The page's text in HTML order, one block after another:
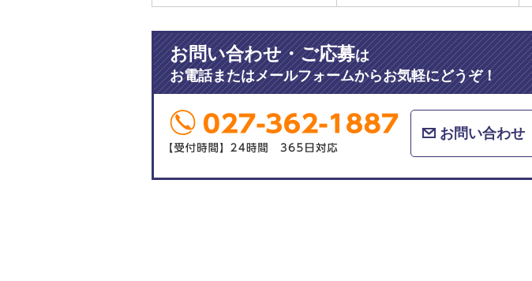
お問い合わせ・ご応募は
お電話またはメールフォームからお気軽にどうぞ！
お問い合わせ